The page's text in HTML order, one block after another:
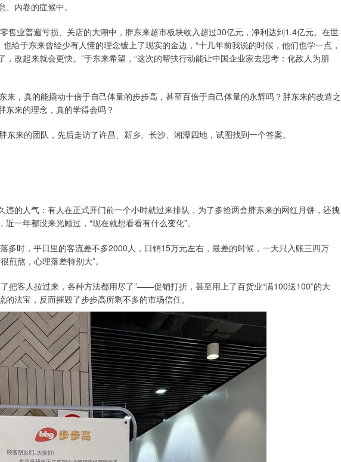
内卷的症候中。
业普遍亏损、关店的大潮中，胖东来超市板块收入超过30亿元，净利达到1.4亿元。在世
给于东来曾经少有人懂的理念镀上了现实的金边，“十几年前我说的时候，他们也学一点，
改起来就会更快。”于东来希望，“这次的帮扶行动能让中国企业家去思考：化敌人为朋
，真的能撬动十倍于自己体量的步步高，甚至百倍于自己体量的永辉吗？胖东来的改造之
东来的理念，真的学得会吗？
来的团队，先后走访了许昌、新乡、长沙、湘潭四地，试图找到一个答案。
的人气：有人在正式开门前一个小时就过来排队，为了多抢两盒胖东来的网红月饼，还拽
一年都没来光顾过，“现在就想看看有什么变化”。
时，平日里的客流差不多2000人，日销15万元左右，最差的时候，一天只入账三四万
煎熬，心理落差特别大”。
客人拉过来，各种方法都用尽了”——促销打折，甚至用上了百货业“满100送100”的大
法宝，反而摧毁了步步高所剩不多的市场信任。